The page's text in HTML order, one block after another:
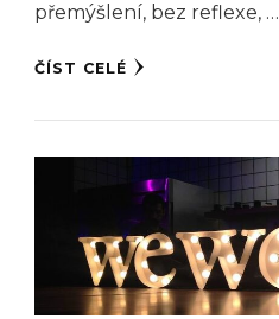
přemýšlení, bez reflexe, …
ČÍST CELÉ